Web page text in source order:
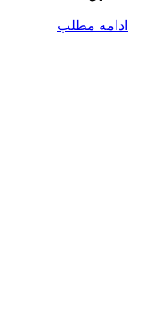
ادامه مطلب